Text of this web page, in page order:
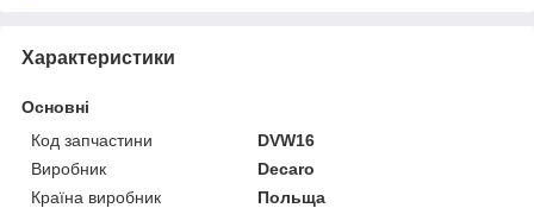
Характеристики
Основні
Код запчастини
DVW16
Виробник
Decaro
Країна виробник
Польща